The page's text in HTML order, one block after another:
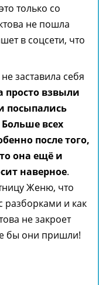
только со
не пошла
в соцсети, что
заставила себя
взвыли
посыпались
всех
после того,
она ещё и
наверное.
Женю, что
разборками и как
не закроет
бы они пришли!